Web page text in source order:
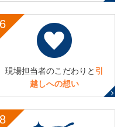
6
現場担当者のこだわり と 引
越しへの想い
8